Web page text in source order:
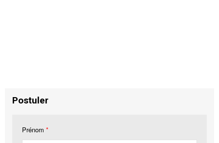
Postuler
Prénom *